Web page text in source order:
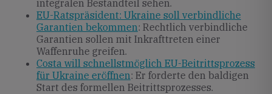
integralen Bestandteil sehen.
EU-Ratspräsident: Ukraine soll verbindliche
Garantien bekommen: Rechtlich verbindliche
Garantien sollen mit Inkrafttreten einer
Waffenruhe greifen.
Costa will schnellstmöglich EU-Beitrittsprozess
für Ukraine eröffnen: Er forderte den baldigen
Start des formellen Beitrittsprozesses.